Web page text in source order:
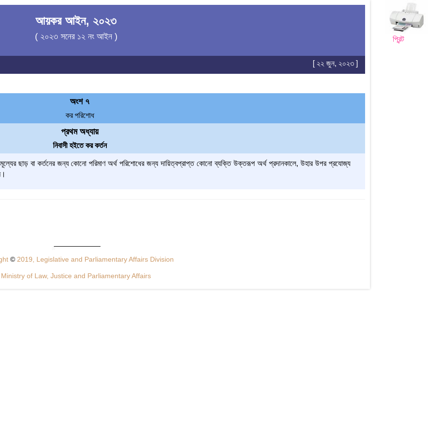
প্রিন্ট
আয়কর আইন, ২০২৩
( ২০২৩ সনের ১২ নং আইন )
[ ২২ জুন, ২০২৩ ]
অংশ ৭
কর পরিশোধ
প্রথম অধ্যায়
নিবাসী হইতে কর কর্তন
ছাড় বা কর্তনের জন্য কোনো পরিমাণ অর্থ পরিশোধের জন্য দায়িত্বপ্রাপ্ত কোনো ব্যক্তি উক্তরূপ অর্থ প্রদানকালে, উহার উপর প্রযোজ্য
©2019, Legislative and Parliamentary Affairs Division
Ministry of Law, Justice and Parliamentary Affairs